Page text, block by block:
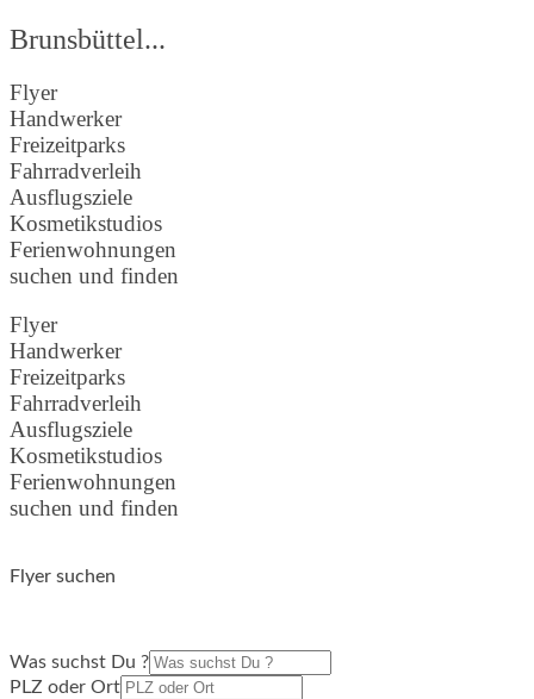
Brunsbüttel...
Flyer
Handwerker
Freizeitparks
Fahrradverleih
Ausflugsziele
Kosmetikstudios
Ferienwohnungen
suchen und finden
Flyer
Handwerker
Freizeitparks
Fahrradverleih
Ausflugsziele
Kosmetikstudios
Ferienwohnungen
suchen und finden
Flyer suchen
Was suchst Du ?
PLZ oder Ort